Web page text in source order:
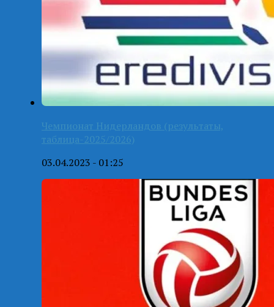
Чемпионат Нидерландов (результаты,
таблица-2025/2026)
03.04.2023 - 01:25